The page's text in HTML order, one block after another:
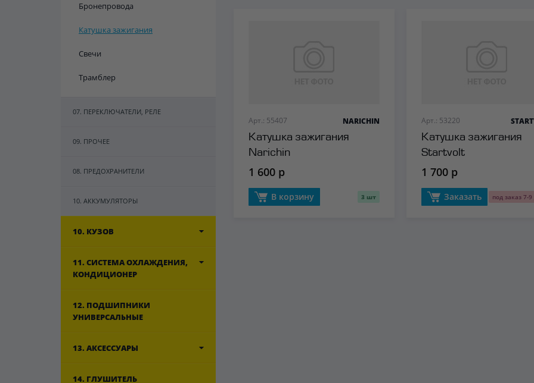
Бронепровода
Катушка зажигания
Свечи
Трамблер
07. ПЕРЕКЛЮЧАТЕЛИ, РЕЛЕ
09. ПРОЧЕЕ
08. ПРЕДОХРАНИТЕЛИ
10. АККУМУЛЯТОРЫ
10. КУЗОВ
11. СИСТЕМА ОХЛАЖДЕНИЯ,
КОНДИЦИОНЕР
12. ПОДШИПНИКИ
УНИВЕРСАЛЬНЫЕ
13. АКСЕССУАРЫ
14. ГЛУШИТЕЛЬ
Арт.: 55407
Катушка зажигания
Narichin
NARICHIN
1 600 р
В корзину 3 шт
Арт.: 53220
Катушка зажигания
Startvolt
1 700 р
Заказать под заказ 7-